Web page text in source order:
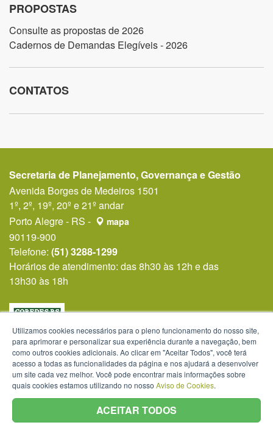
PROPOSTAS
Consulte as propostas de 2026
Cadernos de Demandas Elegíveis - 2026
CONTATOS
Secretaria de Planejamento, Governança e Gestão
Avenida Borges de Medeiros 1501
1º, 2º, 19º, 20º e 21º andar
Porto Alegre - RS -
mapa
90119-900
Telefone: (51) 3288-1299
Horários de atendimento: das 8h30 às 12h e das
13h30 às 18h
Utilizamos cookies necessários para o pleno funcionamento do nosso site,
para aprimorar e personalizar sua experiência durante a navegação, bem
como outros cookies adicionais. Ao clicar em "Aceitar Todos", você terá
acesso a todas as funcionalidades da página e nos ajudará a desenvolver
um site cada vez melhor. Você pode encontrar mais informações sobre
quais cookies estamos utilizando no nosso Aviso de Cookies.
ACEITAR TODOS